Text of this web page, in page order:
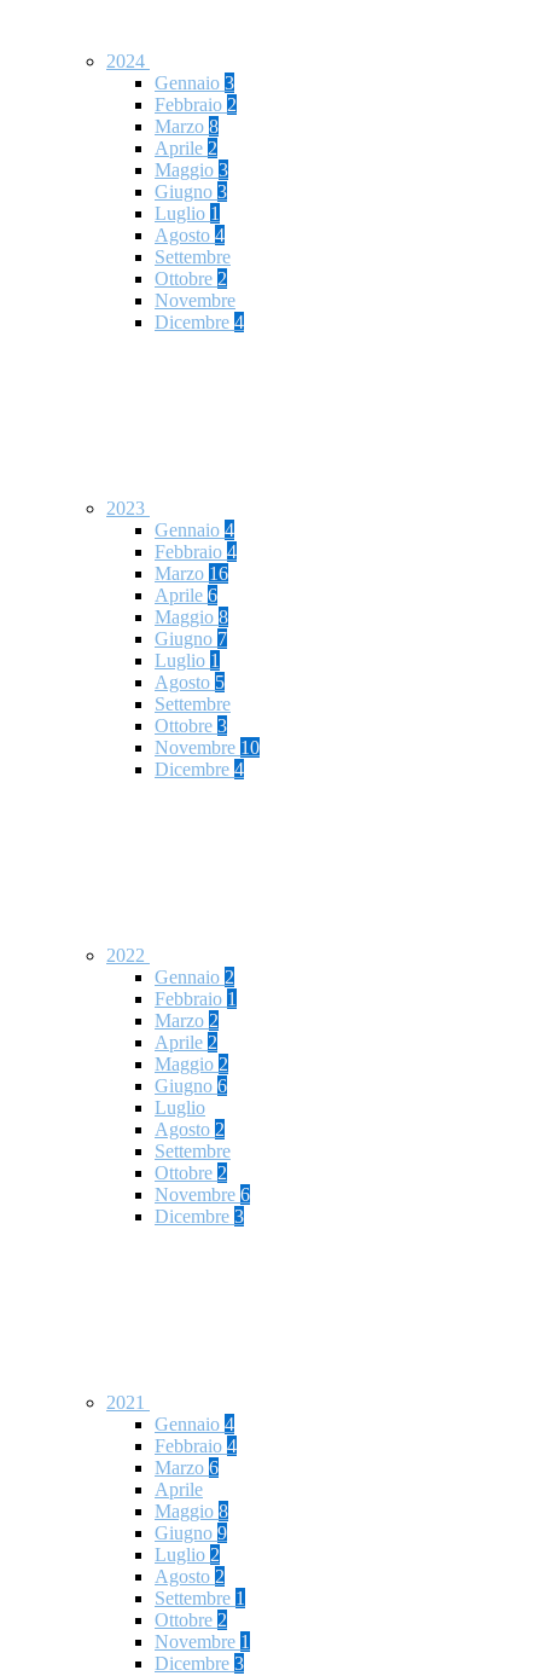
2024
Gennaio 3
Febbraio 2
Marzo 8
Aprile 2
Maggio 3
Giugno 3
Luglio 1
Agosto 4
Settembre
Ottobre 2
Novembre
Dicembre 4
2023
Gennaio 4
Febbraio 4
Marzo 16
Aprile 6
Maggio 8
Giugno 7
Luglio 1
Agosto 5
Settembre
Ottobre 3
Novembre 10
Dicembre 4
2022
Gennaio 2
Febbraio 1
Marzo 2
Aprile 2
Maggio 2
Giugno 6
Luglio
Agosto 2
Settembre
Ottobre 2
Novembre 6
Dicembre 3
2021
Gennaio 4
Febbraio 4
Marzo 6
Aprile
Maggio 8
Giugno 9
Luglio 2
Agosto 2
Settembre 1
Ottobre 2
Novembre 1
Dicembre 3